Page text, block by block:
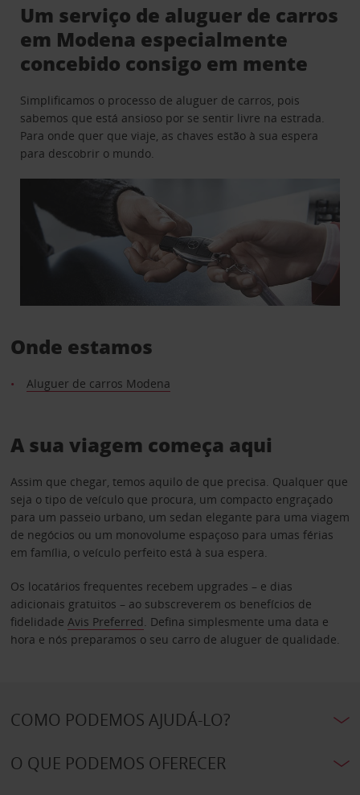
Um serviço de aluguer de carros
em Modena especialmente
concebido consigo em mente
Simplificamos o processo de aluguer de carros, pois
sabemos que está ansioso por se sentir livre na estrada.
Para onde quer que viaje, as chaves estão à sua espera
para descobrir o mundo.
Onde estamos
Aluguer de carros Modena
A sua viagem começa aqui
Assim que chegar, temos aquilo de que precisa. Qualquer que
seja o tipo de veículo que procura, um compacto engraçado
para um passeio urbano, um sedan elegante para uma viagem
de negócios ou um monovolume espaçoso para umas férias
em família, o veículo perfeito está à sua espera.
Os locatários frequentes recebem upgrades – e dias
adicionais gratuitos – ao subscreverem os benefícios de
fidelidade Avis Preferred. Defina simplesmente uma data e
hora e nós preparamos o seu carro de aluguer de qualidade.
COMO PODEMOS AJUDÁ-LO?
O QUE PODEMOS OFERECER